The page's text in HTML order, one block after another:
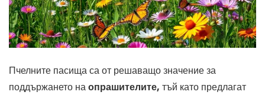
Пчелните пасища са от решаващо значение за
поддържането наопрашителите, тъй като предлагат